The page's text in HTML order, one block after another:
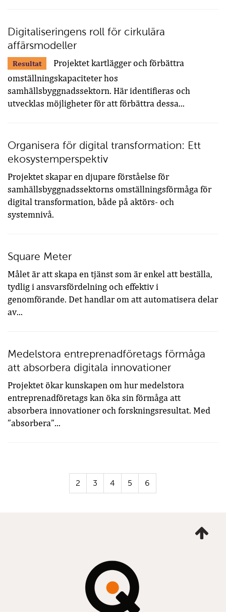
Digitaliseringens roll för cirkulära
affärsmodeller
Resultat
Projektet kartlägger och förbättra
omställningskapaciteter hos
samhällsbyggnadssektorn. Här identifieras och
utvecklas möjligheter för att förbättra dessa...
Organisera för digital transformation: Ett
ekosystemperspektiv
Projektet skapar en djupare förståelse för
samhällsbyggnadssektorns omställningsförmåga för
digital transformation, både på aktörs- och
systemnivå.
Square Meter
Målet är att skapa en tjänst som är enkel att beställa,
tydlig i ansvarsfördelning och effektiv i
genomförande. Det handlar om att automatisera delar
av...
Medelstora entreprenadföretags förmåga
att absorbera digitala innovationer
Projektet ökar kunskapen om hur medelstora
entreprenadföretags kan öka sin förmåga att
absorbera innovationer och forskningsresultat. Med
”absorbera”...
2 3 4 5 6
mig